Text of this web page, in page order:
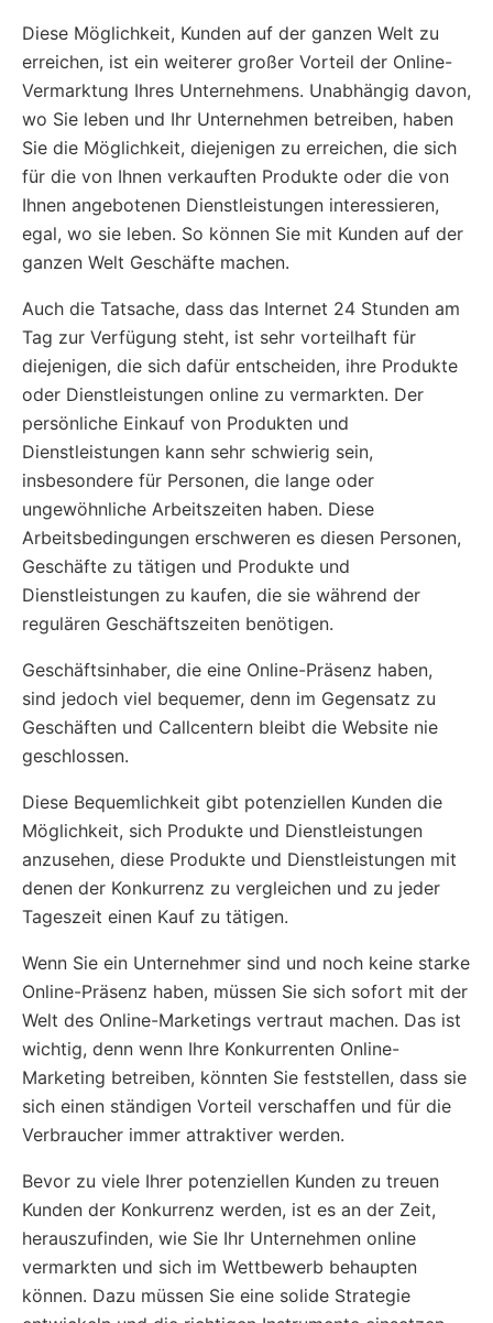
Diese Möglichkeit, Kunden auf der ganzen Welt zu
erreichen, ist ein weiterer großer Vorteil der Online-
Vermarktung Ihres Unternehmens. Unabhängig davon,
wo Sie leben und Ihr Unternehmen betreiben, haben
Sie die Möglichkeit, diejenigen zu erreichen, die sich
für die von Ihnen verkauften Produkte oder die von
Ihnen angebotenen Dienstleistungen interessieren,
egal, wo sie leben. So können Sie mit Kunden auf der
ganzen Welt Geschäfte machen.
Auch die Tatsache, dass das Internet 24 Stunden am
Tag zur Verfügung steht, ist sehr vorteilhaft für
diejenigen, die sich dafür entscheiden, ihre Produkte
oder Dienstleistungen online zu vermarkten. Der
persönliche Einkauf von Produkten und
Dienstleistungen kann sehr schwierig sein,
insbesondere für Personen, die lange oder
ungewöhnliche Arbeitszeiten haben. Diese
Arbeitsbedingungen erschweren es diesen Personen,
Geschäfte zu tätigen und Produkte und
Dienstleistungen zu kaufen, die sie während der
regulären Geschäftszeiten benötigen.
Geschäftsinhaber, die eine Online-Präsenz haben,
sind jedoch viel bequemer, denn im Gegensatz zu
Geschäften und Callcentern bleibt die Website nie
geschlossen.
Diese Bequemlichkeit gibt potenziellen Kunden die
Möglichkeit, sich Produkte und Dienstleistungen
anzusehen, diese Produkte und Dienstleistungen mit
denen der Konkurrenz zu vergleichen und zu jeder
Tageszeit einen Kauf zu tätigen.
Wenn Sie ein Unternehmer sind und noch keine starke
Online-Präsenz haben, müssen Sie sich sofort mit der
Welt des Online-Marketings vertraut machen. Das ist
wichtig, denn wenn Ihre Konkurrenten Online-
Marketing betreiben, könnten Sie feststellen, dass sie
sich einen ständigen Vorteil verschaffen und für die
Verbraucher immer attraktiver werden.
Bevor zu viele Ihrer potenziellen Kunden zu treuen
Kunden der Konkurrenz werden, ist es an der Zeit,
herauszufinden, wie Sie Ihr Unternehmen online
vermarkten und sich im Wettbewerb behaupten
können. Dazu müssen Sie eine solide Strategie